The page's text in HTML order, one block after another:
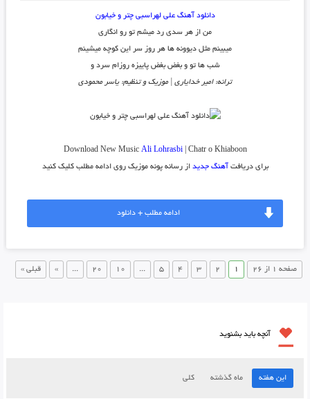
دانلود آهنگ علی لهراسبی چتر و خیابون
من از هر سدی رد میشم تو رو انگاری
میبینم مثل دیوونه ها هر روز سر این کوچه میشینم
شب ها تو و بغض بغض پاییزه روزام سرد و
ترانه: امیر خدایاری | موزیک و تنظیم: یاسر محمودی
Download New Music Ali Lohrasbi| Chatr o Khiaboon
برای دریافت آهنگ جدید از رسانه پونه موزیک روی ادامه مطلب کلیک کنید
ادامه مطلب + دانلود
صفحه 1 از 26 1
2
3
4
5
...
10
20
...
» قبلی »
آنچه باید بشنوید
این هفته ماه گذشته کلی